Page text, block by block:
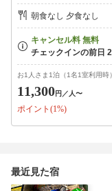
朝食なし 夕食なし
お1人さま1泊（1名1室利用時
11,300円 ／人〜
ポイント(1%)
最近見た宿